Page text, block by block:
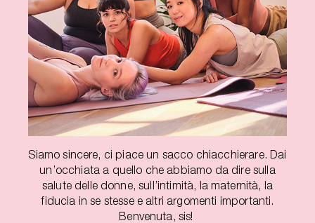
Siamo sincere, ci piace un sacco chiacchierare. Dai
un’occhiata a quello che abbiamo da dire sulla
salute delle donne, sull’intimità, la maternità, la
fiducia in se stesse e altri argomenti importanti.
Benvenuta, sis!